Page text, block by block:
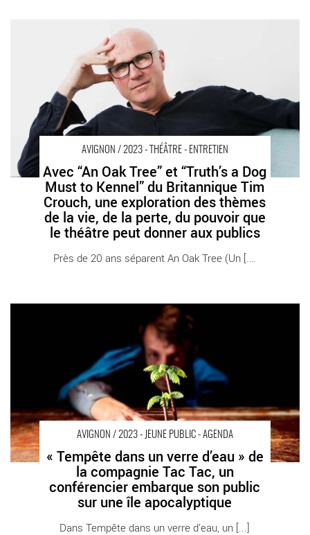
AVIGNON / 2023 - THÉÂTRE - ENTRETIEN
Avec “An Oak Tree” et “Truth’s a Dog
Must to Kennel” du Britannique Tim
Crouch, une exploration des thèmes
de la vie, de la perte, du pouvoir que
le théâtre peut donner aux publics
Près de 20 ans séparent An Oak Tree (Un [...]
Avec “An Oak Tree” et “Truth’s a Dog Must to Kennel” du
Britannique Tim Crouch, une exploration des thèmes de la vie,
de la perte, du pouvoir que le théâtre peut donner aux publics -
Critique sortie Avignon / 2023 Avignon
AVIGNON / 2023 - JEUNE PUBLIC - AGENDA
« Tempête dans un verre d’eau » de
la compagnie Tac Tac, un
conférencier embarque son public
sur une île apocalyptique
Dans Tempête dans un verre d’eau, un [...]
« Tempête dans un verre d’eau » de la compagnie Tac Tac, un
conférencier embarque son public sur une île apocalyptique -
Critique sortie Avignon / 2023 Avignon Avignon Off. Le Totem